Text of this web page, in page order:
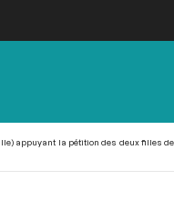
appuyant la pétition des deux filles